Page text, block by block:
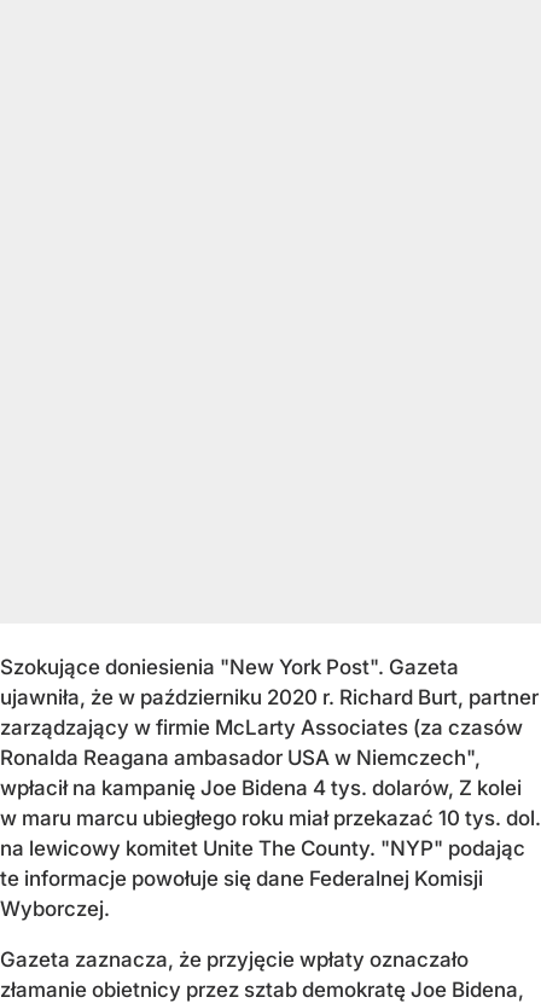
Szokujące doniesienia "New York Post". Gazeta
ujawniła, że w październiku 2020 r. Richard Burt, partner
zarządzający w firmie McLarty Associates (za czasów
Ronalda Reagana ambasador USA w Niemczech",
wpłacił na kampanię Joe Bidena 4 tys. dolarów, Z kolei
w maru marcu ubiegłego roku miał przekazać 10 tys. dol.
na lewicowy komitet Unite The County. "NYP" podając
te informacje powołuje się dane Federalnej Komisji
Wyborczej.
Gazeta zaznacza, że przyjęcie wpłaty oznaczało
złamanie obietnicy przez sztab demokratę Joe Bidena,